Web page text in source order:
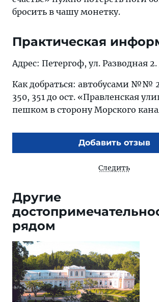
бросить в чашу монетку.
Практическая
Адрес: Петергоф, ул. Разводная 2.
Как добраться: автобусами №№
350, 351 до ост. «Правленская
пешком в сторону Морского
Добавить отзыв
Следить
Другие
рядом